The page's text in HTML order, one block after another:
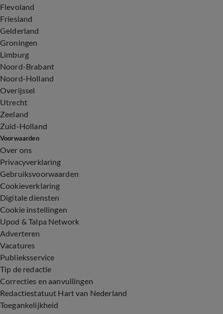
Flevoland
Friesland
Gelderland
Groningen
Limburg
Noord-Brabant
Noord-Holland
Overijssel
Utrecht
Zeeland
Zuid-Holland
Voorwaarden
Over ons
Privacyverklaring
Gebruiksvoorwaarden
Cookieverklaring
Digitale diensten
Cookie instellingen
Upod & Talpa Network
Adverteren
Vacatures
Publieksservice
Tip de redactie
Correcties en aanvullingen
Redactiestatuut Hart van Nederland
Toegankelijkheid